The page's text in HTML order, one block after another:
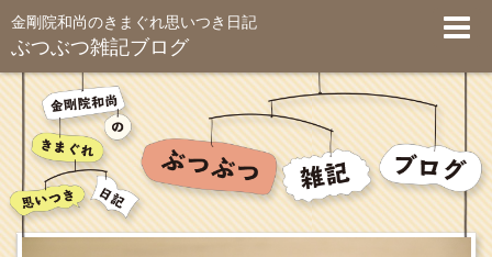
金剛院和尚のきまぐれ思いつき日記
ぶつぶつ雑記ブログ